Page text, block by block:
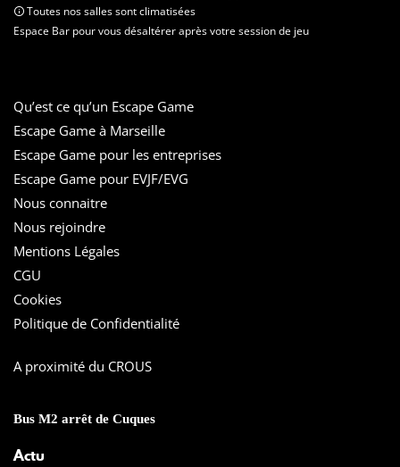
Toutes nos salles sont climatisées
Espace Bar pour vous désaltérer après votre session de jeu
Qu’est ce qu’un Escape Game
Escape Game à Marseille
Escape Game pour les entreprises
Escape Game pour EVJF/EVG
Nous connaitre
Nous rejoindre
Mentions Légales
CGU
Cookies
Politique de Confidentialité
A proximité du CROUS
Bus M2 arrêt de Cuques
Actu